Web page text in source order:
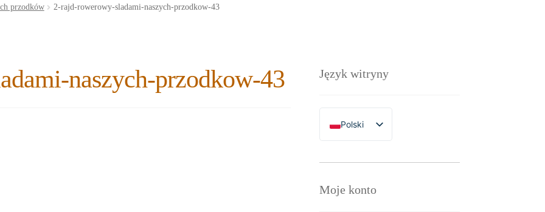
przodków 2-rajd-rowerowy-sladami-naszych-przodkow-43
naszych-przodkow-43 Język witryny
Polski
English
Moje konto